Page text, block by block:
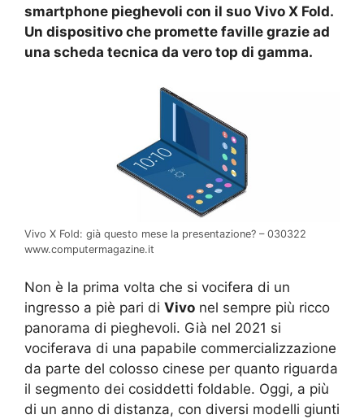
smartphone pieghevoli con il suo Vivo X Fold.
Un dispositivo che promette faville grazie ad
una scheda tecnica da vero top di gamma.
Vivo X Fold: già questo mese la presentazione? – 030322
www.computermagazine.it
Non è la prima volta che si vocifera di un
ingresso a piè pari di Vivo nel sempre più ricco
panorama di pieghevoli. Già nel 2021 si
vociferava di una papabile commercializzazione
da parte del colosso cinese per quanto riguarda
il segmento dei cosiddetti foldable. Oggi, a più
di un anno di distanza, con diversi modelli giunti